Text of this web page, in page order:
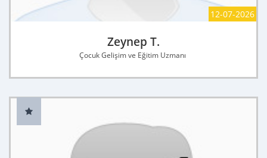
12-07-2026
Zeynep T.
Çocuk Gelişim ve Eğitim Uzmanı